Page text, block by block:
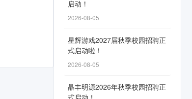
启动！
2026-08-05
星辉游戏2027届秋季校园招聘正
式启动啦！
2026-08-05
晶丰明源2026年秋季校园招聘正
式启动！